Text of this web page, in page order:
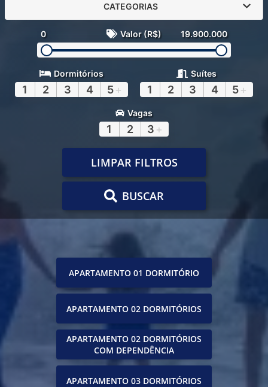
CATEGORIAS
0 Valor (R$) 19.900.000
Dormitórios
1 2 3 4 5+
Suítes
1 2 3 4 5+
Vagas
1 2 3 +
LIMPAR FILTROS
BUSCAR
APARTAMENTO 01 DORMITÓRIO
APARTAMENTO 02 DORMITÓRIOS
APARTAMENTO 02 DORMITÓRIOS
COM DEPENDÊNCIA
APARTAMENTO 03 DORMITÓRIOS